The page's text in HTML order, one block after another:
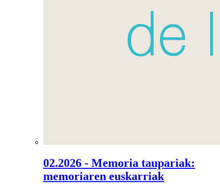
02.2026 - Memoria taupariak:
memoriaren euskarriak